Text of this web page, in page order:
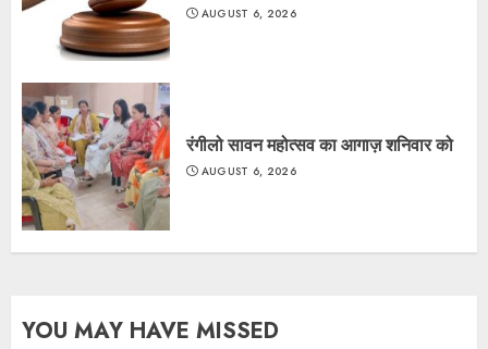
AUGUST 6, 2026
रंगीलो सावन महोत्सव का आगाज़ शनिवार को
AUGUST 6, 2026
YOU MAY HAVE MISSED